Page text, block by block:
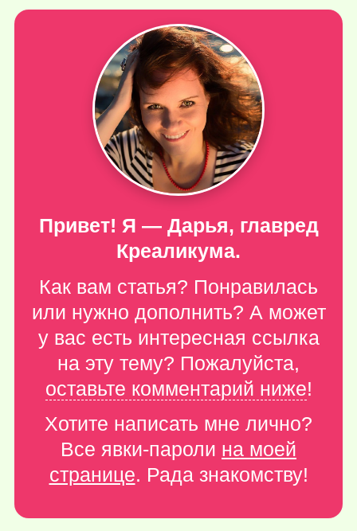
Привет! Я — Дарья, главред
Креаликума.
Как вам статья? Понравилась
или нужно дополнить? А может
у вас есть интересная ссылка
на эту тему? Пожалуйста,
оставьте комментарий ниже!
Хотите написать мне лично?
Все явки-пароли на моей
странице. Рада знакомству!